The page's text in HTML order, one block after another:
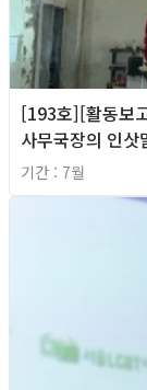
[193호][활동보
사무국장의 인삿
기간 : 7월